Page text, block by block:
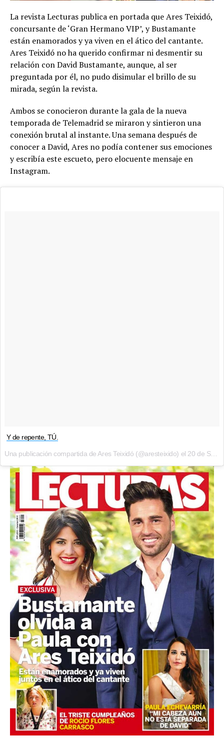
La revista Lecturas publica en portada que Ares Teixidó,
concursante de ‘Gran Hermano VIP’, y Bustamante
están enamorados y ya viven en el ático del cantante.
Ares Teixidó no ha querido confirmar ni desmentir su
relación con David Bustamante, aunque, al ser
preguntada por él, no pudo disimular el brillo de su
mirada, según la revista.
Ambos se conocieron durante la gala de la nueva
temporada de Telemadrid se miraron y sintieron una
conexión brutal al instante. Una semana después de
conocer a David, Ares no podía contener sus emociones
y escribía este escueto, pero elocuente mensaje en
Instagram.
Y de repente, TÚ.
Una publicación compartida de Ares Teixidó (@aresteixido) el 20 de Sep de 2017 a la(s) 11:57 PDT